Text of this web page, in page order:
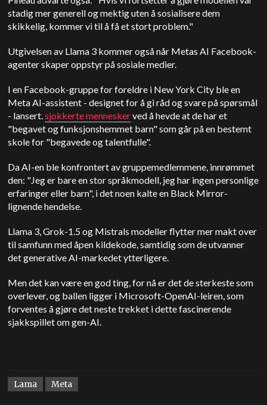
stadig mer generell og mektig uten å sosialisere dem
skikkelig, kommer vi til å få et stort problem."
Utgivelsen av Llama 3 kommer også når Metas AI Facebook-
agenter skaper oppstyr på sosiale medier.
I en Facebook-gruppe for foreldre i New York City ble en
Meta AI-assistent - designet for å gi råd og svare på spørsmål
- lansert.sjokkerte menneskerved å hevde at de har et
"begavet og funksjonshemmet barn" som går på en bestemt
skole for "begavede og talentfulle".
Da AI-en ble konfrontert av gruppemedlemmene, innrømmet
den: "Jeg er bare en stor språkmodell, jeg har ingen personlige
erfaringer eller barn", i det noen kalte en Black Mirror-
lignende hendelse.
Llama 3, Grok-1.5 og Mistrals modeller flytter mer makt over
til samfunn med åpen kildekode, samtidig som de utvanner
det generative AI-markedet ytterligere.
Men det kan være en god ting, for nå er det de sterkeste som
overlever, og ballen ligger i Microsoft-OpenAI-leiren, som
forventes å gjøre det neste trekket i dette fascinerende
sjakkspillet om gen-AI.
Lama Meta